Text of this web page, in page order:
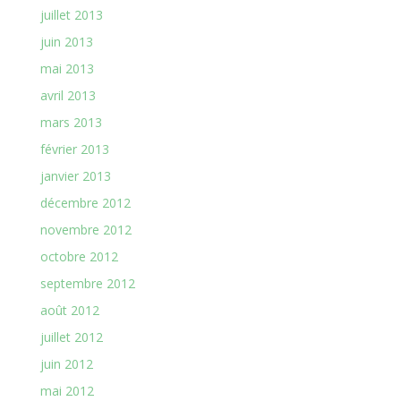
juillet 2013
juin 2013
mai 2013
avril 2013
mars 2013
février 2013
janvier 2013
décembre 2012
novembre 2012
octobre 2012
septembre 2012
août 2012
juillet 2012
juin 2012
mai 2012